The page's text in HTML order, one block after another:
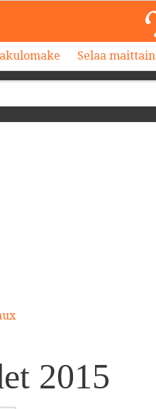
Selaa maittain
2015